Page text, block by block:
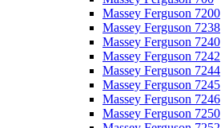
Massey Ferguson 7200
Massey Ferguson 7238
Massey Ferguson 7240
Massey Ferguson 7242
Massey Ferguson 7244
Massey Ferguson 7245
Massey Ferguson 7246
Massey Ferguson 7250